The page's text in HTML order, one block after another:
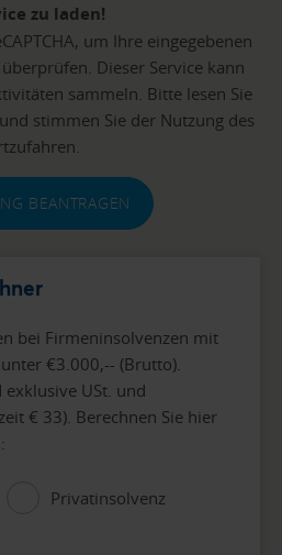
zu laden!
um Ihre eingegebenen
Dieser Service kann
sammeln. Bitte lesen Sie
stimmen Sie der Nutzung des
BEANTRAGEN
bei Firmeninsolvenzen mit
€3.000,-- (Brutto).
exklusive USt. und
€ 33). Berechnen Sie hier
Privatinsolvenz